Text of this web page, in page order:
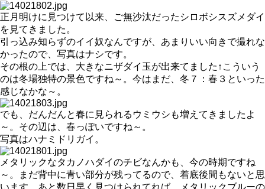
正月明けに見つけて以来、ご無沙汰だったシロボシスズメダイ
を見てきました。
引っ込み知らずのイイ奴なんですが、あまりいい向きで撮れな
かったので、写真はナシです。
その根の上では、大きなニザダイ玉が出来てました↑こういう
のは冬場独特の景色ですね～。今はまだ、冬７：春３といった
感じなかな～。
でも、だんだんと春に見られるウミウシも増えてきましたよ
～。その辺は、春っぽいですね～。
写真はハナミドリガイ。
メタリックなタカノハダイのチビなんかも、今の時期ですね
～。まだ背中に青い部分が残ってるので、着底後間もないと思